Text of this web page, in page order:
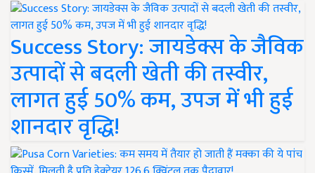
Success Story: जायडेक्स के जैविक
उत्पादों से बदली खेती की तस्वीर,
लागत हुई 50% कम, उपज में भी हुई
शानदार वृद्धि!